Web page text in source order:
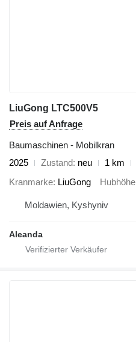
LiuGong LTC500V5
Preis auf Anfrage
Baumaschinen - Mobilkran
2025
Zustand neu 1 km
Kranmarke LiuGong Hubhöhe
Moldawien, Kyshyniv
Aleanda